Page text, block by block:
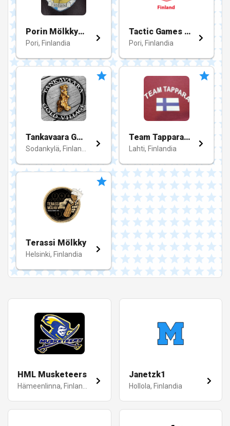
Porin Mölkkyseura
Pori, Finlandia
Tactic Games Oy
Pori, Finlandia
Tankavaara Gold Village Team Tappara "mölkkyporukka"
Lahti, Finlandia
Terassi Mölkky
Helsinki, Finlandia
HML Musketeers
Hämeenlinna, Finlandia
Janetzk1
Hollola, Finlandia